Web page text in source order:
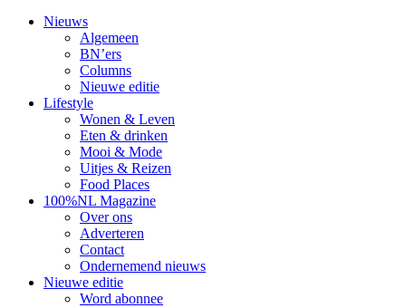
Nieuws
Algemeen
BN’ers
Columns
Nieuwe editie
Lifestyle
Wonen & Leven
Eten & drinken
Mooi & Mode
Uitjes & Reizen
Food Places
100%NL Magazine
Over ons
Adverteren
Contact
Ondernemend nieuws
Nieuwe editie
Word abonnee